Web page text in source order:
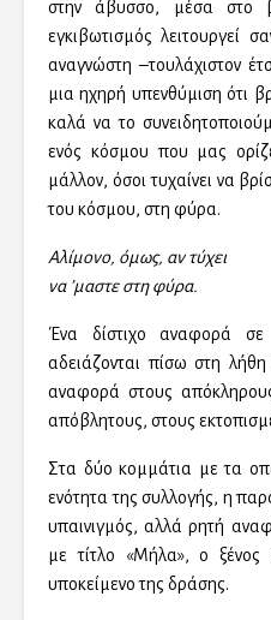
στην άβυσσο, μέσα στο
εγκιβωτισμός λειτουργεί
αναγνώστη –τουλάχιστον
μια ηχηρή υπενθύμιση ότι
καλά να το
ενός κόσμου που μας
μάλλον, όσοι τυχαίνει να
του κόσμου, στη φύρα.
Αλίμονο, όμως, αν τύχει
να ’μαστε στη φύρα.
Ένα δίστιχο αναφορά
αδειάζονται πίσω στη
αναφορά στους
απόβλητους, στους
Στα δύο κομμάτια με τα
ενότητα της συλλογής, η
υπαινιγμός, αλλά ρητή
με τίτλο «Μήλα», ο ξένος
υποκείμενο της δράσης.